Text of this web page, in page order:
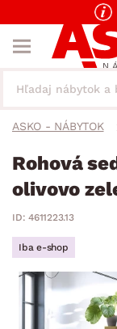
ASKO - NÁBYTOK
Rohová
olivovo
ID: 4611223.13
Iba e-shop